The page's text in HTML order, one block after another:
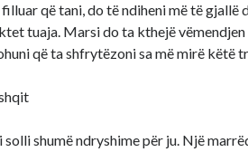
që tani, do të ndiheni më të
tuaja. Marsi do ta kthejë
që ta shfrytëzoni sa më mirë këtë
shumë ndryshime për ju. Një